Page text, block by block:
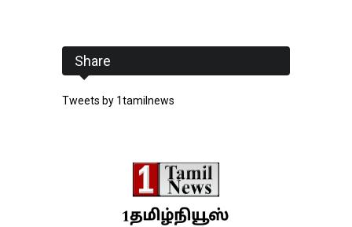
Share
Tweets by 1tamilnews